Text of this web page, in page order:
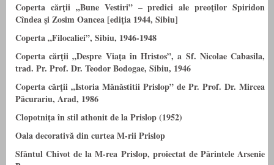
Coperta cărţii „Bune Vestiri” – predici ale preoţilor Spiridon
Cîndea şi Zosim Oancea [ediţia 1944, Sibiu]
Coperta „Filocaliei”, Sibiu, 1946-1948
Coperta cărţii „Despre Viaţa în Hristos”, a Sf. Nicolae Cabasila,
trad. Pr. Prof. Dr. Teodor Bodogae, Sibiu, 1946
Coperta cărţii „Istoria Mănăstitii Prislop” de Pr. Prof. Dr. Mircea
Păcurariu, Arad, 1986
Clopotniţa în stil athonit de la Prislop (1952)
Oala decorativă din curtea M-rii Prislop
Sfântul Chivot de la M-rea Prislop, proiectat de Părintele Arsenie